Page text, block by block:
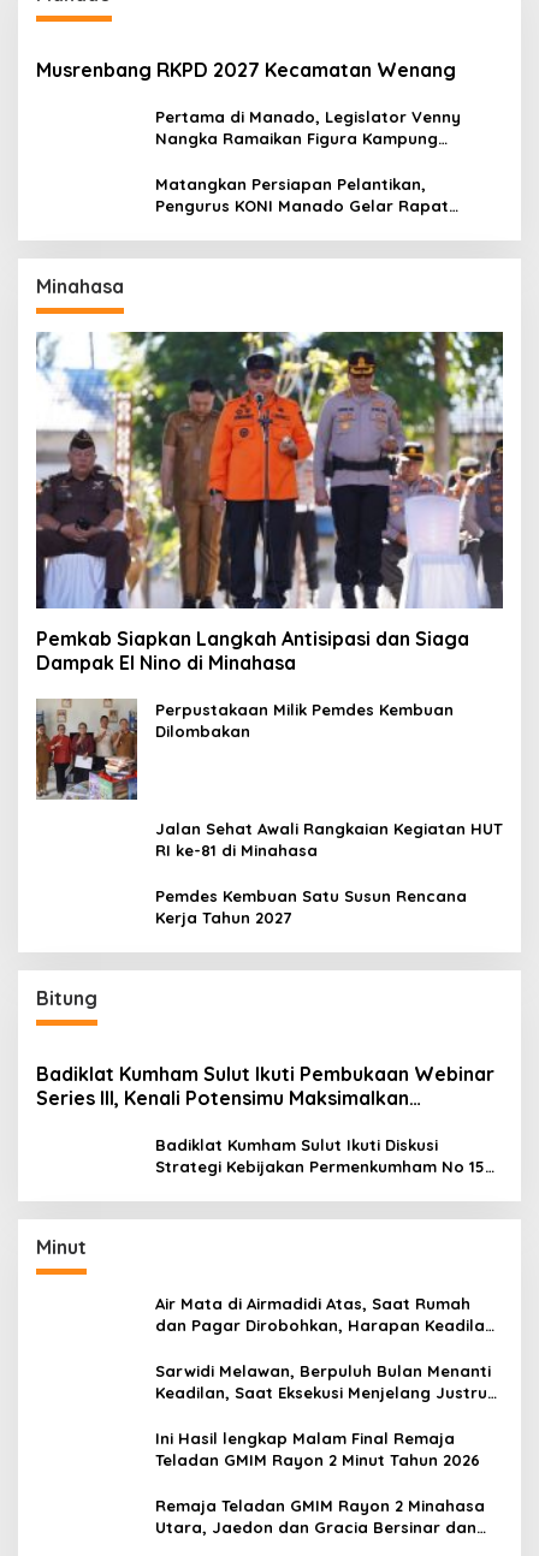
Musrenbang RKPD 2027 Kecamatan Wenang
Pertama di Manado, Legislator Venny
Nangka Ramaikan Figura Kampung
Matangkan Persiapan Pelantikan,
Pengurus KONI Manado Gelar Rapat
Minahasa
Pemkab Siapkan Langkah Antisipasi dan Siaga
Dampak El Nino di Minahasa
Perpustakaan Milik Pemdes Kembuan
Dilombakan
Jalan Sehat Awali Rangkaian Kegiatan HUT
RI ke-81 di Minahasa
Pemdes Kembuan Satu Susun Rencana
Kerja Tahun 2027
Bitung
Badiklat Kumham Sulut Ikuti Pembukaan Webinar
Series III, Kenali Potensimu Maksimalkan
Badiklat Kumham Sulut Ikuti Diskusi
Strategi Kebijakan Permenkumham No 15
Minut
Air Mata di Airmadidi Atas, Saat Rumah
dan Pagar Dirobohkan, Harapan Keadilan
Sarwidi Melawan, Berpuluh Bulan Menanti
Keadilan, Saat Eksekusi Menjelang Justru
Ini Hasil lengkap Malam Final Remaja
Teladan GMIM Rayon 2 Minut Tahun 2026
Remaja Teladan GMIM Rayon 2 Minahasa
Utara, Jaedon dan Gracia Bersinar dan